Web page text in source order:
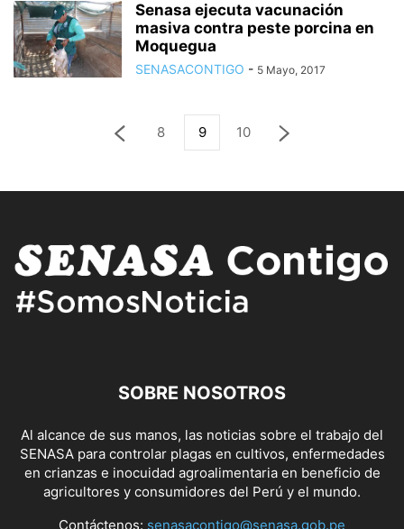
Senasa ejecuta vacunación
masiva contra peste porcina en
Moquegua
SENASACONTIGO - 5 Mayo, 2017
8 9 10
SOBRE NOSOTROS
Al alcance de sus manos, las noticias sobre el trabajo del
SENASA para controlar plagas en cultivos, enfermedades
en crianzas e inocuidad agroalimentaria en beneficio de
agricultores y consumidores del Perú y el mundo.
Contáctenos: senasacontigo@senasa.gob.pe